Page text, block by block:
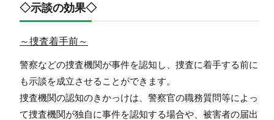
◇示談の効果◇
～捜査着手前～
警察などの捜査機関が事件を認知し、捜査に着手する前に
も示談を成立させることができます。
捜査機関の認知のきかっけは、警察官の職務質問等によっ
て捜査機関が独自に事件を認知する場合や、被害者の届出